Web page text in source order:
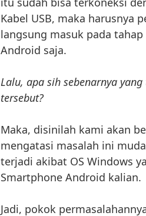
Kabel USB, maka harusnya
langsung masuk pada tahap
Android saja.
Lalu, apa sih sebenarnya
tersebut?
Maka, disinilah kami akan
mengatasi masalah ini
terjadi akibat OS Windows
Smartphone Android kalian.
Jadi, pokok